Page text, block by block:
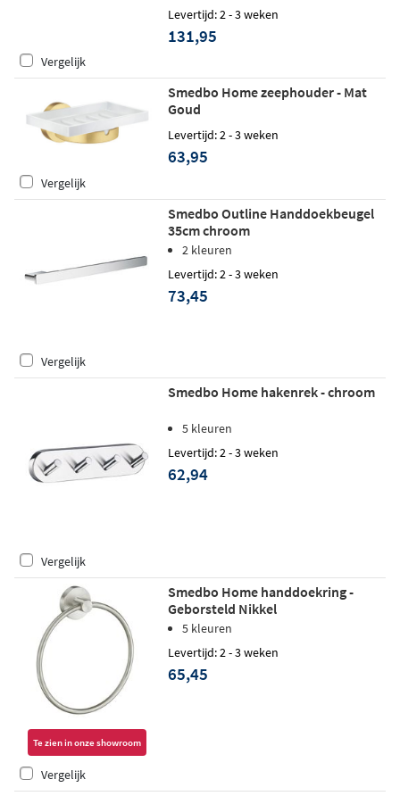
Levertijd: 2 - 3 weken
131,95
Vergelijk
Smedbo Home zeephouder - Mat
Goud
Levertijd: 2 - 3 weken
63,95
Vergelijk
Smedbo Outline Handdoekbeugel
35cm chroom
2 kleuren
Levertijd: 2 - 3 weken
73,45
Vergelijk
Smedbo Home hakenrek - chroom
5 kleuren
Levertijd: 2 - 3 weken
62,94
Vergelijk
Te zien in onze showroom
Smedbo Home handdoekring -
Geborsteld Nikkel
5 kleuren
Levertijd: 2 - 3 weken
65,45
Vergelijk